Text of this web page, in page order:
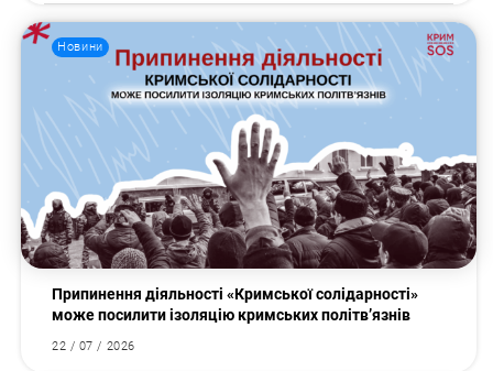
Пошук за запитом:
Новини
Припинення діяльності «Кримської солідарності»
може посилити ізоляцію кримських політв’язнів
22 / 07 / 2026